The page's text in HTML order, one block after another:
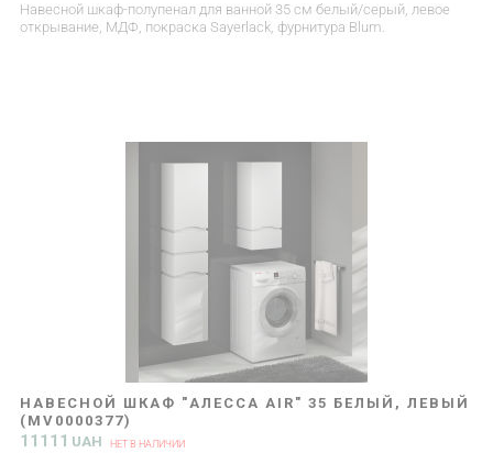
Навесной шкаф-полупенал для ванной 35 см белый/серый, левое
открывание, МДФ, покраска Sayerlack, фурнитура Blum.
НАВЕСНОЙ ШКАФ "АЛЕССА AIR" 35 БЕЛЫЙ, ЛЕВЫЙ
(MV0000377)
11111 UAH НЕТ В НАЛИЧИИ